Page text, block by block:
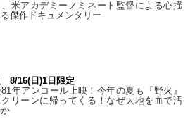
米アカデミーノミネート監督による心揺
傑作ドキュメンタリー
8/16(日)1日限定
年アンコール上映！今年の夏も『野火』
クリーンに帰ってくる！なぜ大地を血で汚